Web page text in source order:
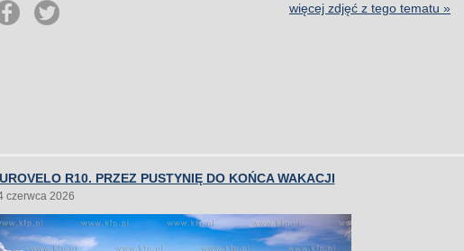
więcej zdjęć z tego tematu »
R10. PRZEZ PUSTYNIĘ DO KOŃCA WAKACJI
czerwca 2026